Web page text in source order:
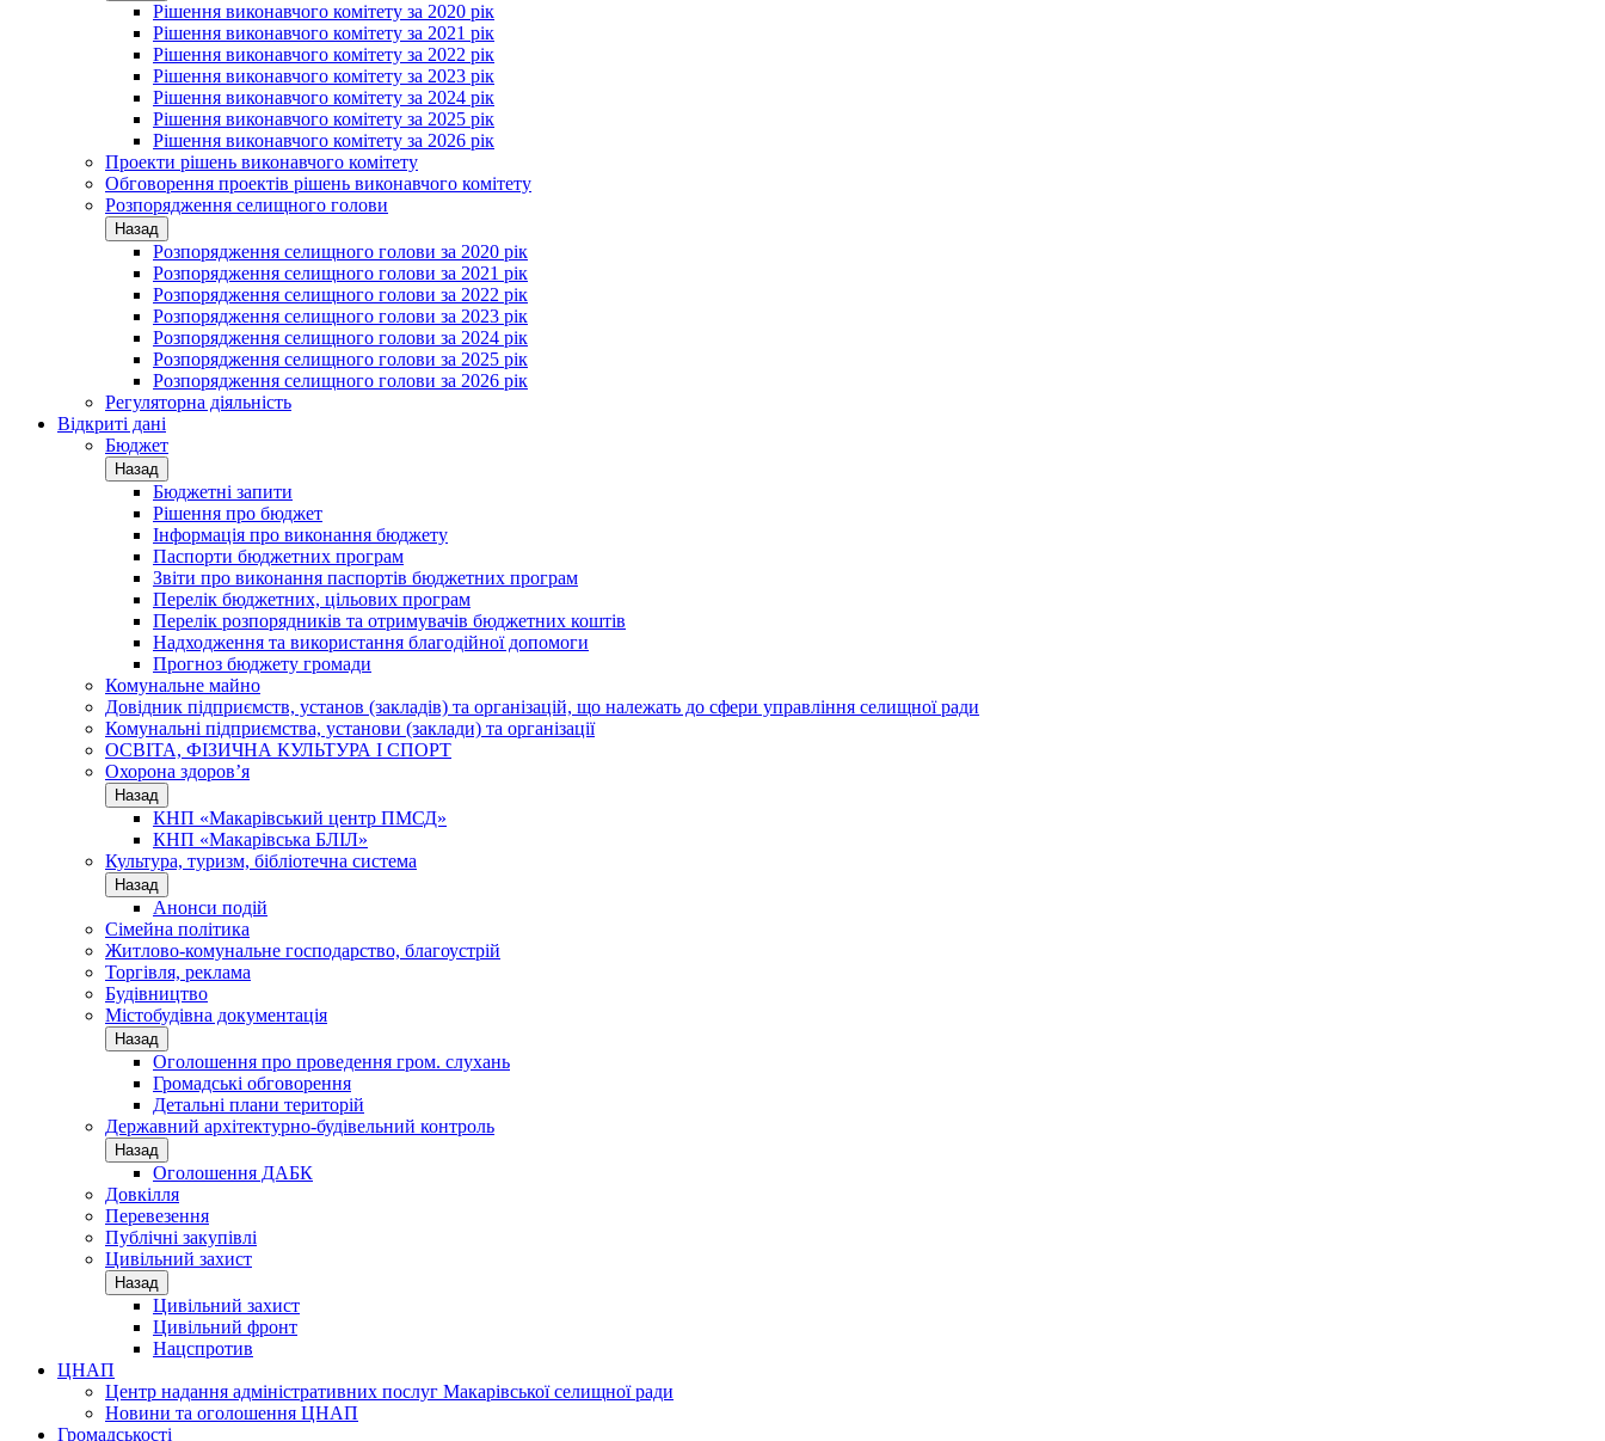
Рішення виконавчого комітету за 2020 рік
Рішення виконавчого комітету за 2021 рік
Рішення виконавчого комітету за 2022 рік
Рішення виконавчого комітету за 2023 рік
Рішення виконавчого комітету за 2024 рік
Рішення виконавчого комітету за 2025 рік
Рішення виконавчого комітету за 2026 рік
Проекти рішень виконавчого комітету
Обговорення проектів рішень виконавчого комітету
Розпорядження селищного голови
Назад
Розпорядження селищного голови за 2020 рік
Розпорядження селищного голови за 2021 рік
Розпорядження селищного голови за 2022 рік
Розпорядження селищного голови за 2023 рік
Розпорядження селищного голови за 2024 рік
Розпорядження селищного голови за 2025 рік
Розпорядження селищного голови за 2026 рік
Регуляторна діяльність
Відкриті дані
Бюджет
Назад
Бюджетні запити
Рішення про бюджет
Інформація про виконання бюджету
Паспорти бюджетних програм
Звіти про виконання паспортів бюджетних програм
Перелік бюджетних, цільових програм
Перелік розпорядників та отримувачів бюджетних коштів
Надходження та використання благодійної допомоги
Прогноз бюджету громади
Комунальне майно
Довідник підприємств, установ (закладів) та організацій, що належать до сфери управління селищної ради
Комунальні підприємства, установи (заклади) та організації
ОСВІТА, ФІЗИЧНА КУЛЬТУРА І СПОРТ
Охорона здоров’я
Назад
КНП «Макарівський центр ПМСД»
КНП «Макарівська БЛІЛ»
Культура, туризм, бібліотечна система
Назад
Анонси подій
Сімейна політика
Житлово-комунальне господарство, благоустрій
Торгівля, реклама
Будівництво
Містобудівна документація
Назад
Оголошення про проведення гром. слухань
Громадські обговорення
Детальні плани територій
Державний архітектурно-будівельний контроль
Назад
Оголошення ДАБК
Довкілля
Перевезення
Публічні закупівлі
Цивільний захист
Назад
Цивільний захист
Цивільний фронт
Нацспротив
ЦНАП
Центр надання адміністративних послуг Макарівської селищної ради
Новини та оголошення ЦНАП
Громадськості